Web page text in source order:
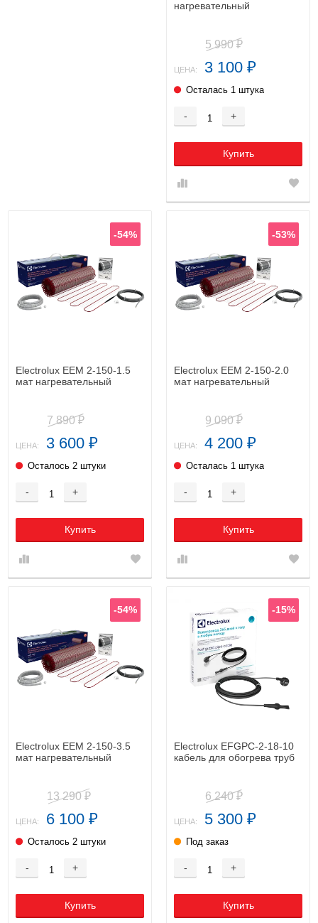
нагревательный
5 990₽
ЦЕНА: 3 100 ₽
Осталась 1 штука
- +
Купить
-54%
Electrolux EEM 2-150-1.5
мат нагревательный
7 890₽
ЦЕНА: 3 600 ₽
Осталось 2 штуки
- +
Купить
-53%
Electrolux EEM 2-150-2.0
мат нагревательный
9 090₽
ЦЕНА: 4 200 ₽
Осталась 1 штука
- +
Купить
-54%
Electrolux EEM 2-150-3.5
мат нагревательный
13 290 ₽
ЦЕНА: 6 100 ₽
Осталось 2 штуки
- +
Купить
-15%
Electrolux EFGPC-2-18-10
кабель для обогрева труб
6 240₽
ЦЕНА: 5 300 ₽
Под заказ
- +
Купить